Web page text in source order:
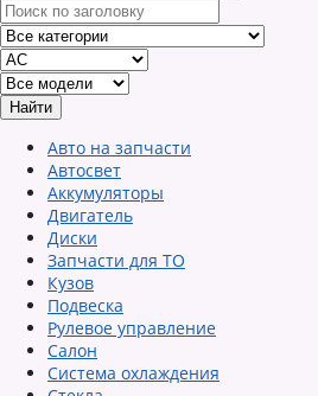
Авто на запчасти
Автосвет
Аккумуляторы
Двигатель
Диски
Запчасти для ТО
Кузов
Подвеска
Рулевое управление
Салон
Система охлаждения